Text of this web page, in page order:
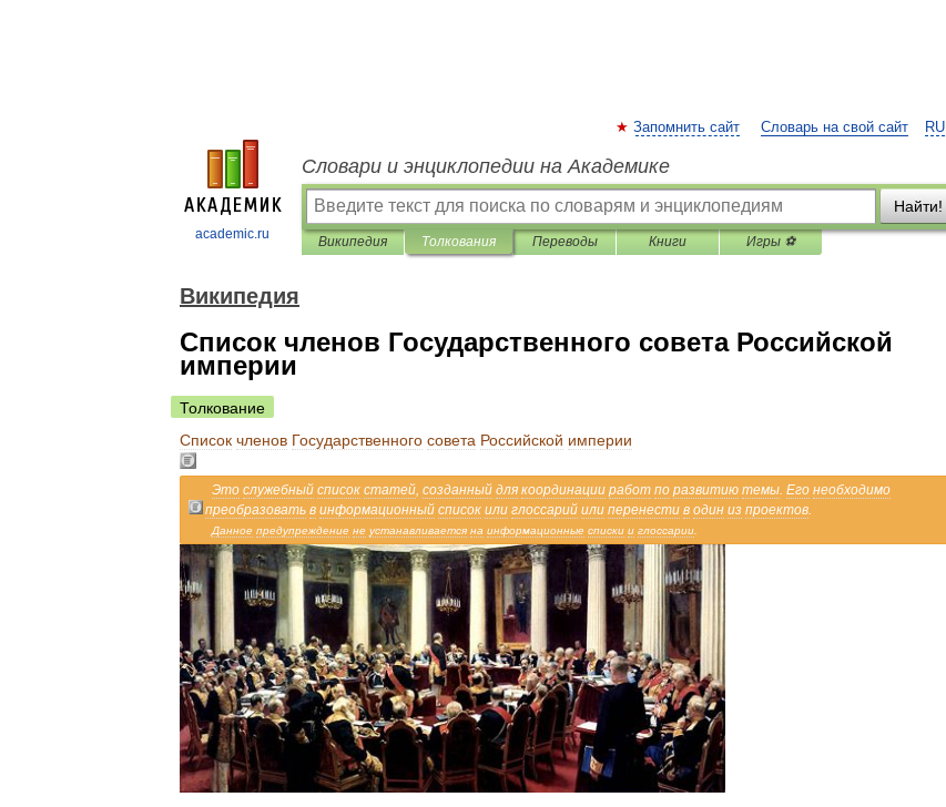
academic.ru
RU
Запомнить сайт Словарь на свой сайт
Словари и энциклопедии на Академике
Найти!
Википедия Толкования Переводы Книги Игры ⚽
Википедия
Список членов Государственного совета Российской
империи
Толкование
Список членов Государственного совета Российской империи
Это служебный список статей, созданный для координации работ по развитию темы. Его необходимо
преобразовать в информационный список или глоссарий или перенести в один из проектов.
Данное предупреждение не устанавливается на информационные списки и глоссарии